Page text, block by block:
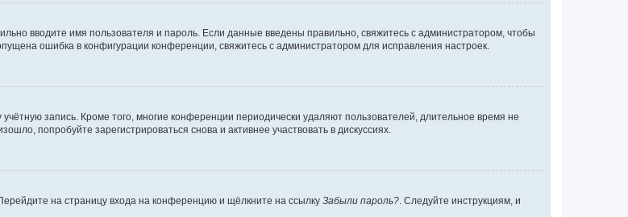
вводите имя пользователя и пароль. Если данные введены правильно, свяжитесь с администратором, чтобы
ошибка в конфигурации конференции, свяжитесь с администратором для исправления настроек.
запись. Кроме того, многие конференции периодически удаляют пользователей, длительное время не
попробуйте зарегистрироваться снова и активнее участвовать в дискуссиях.
на страницу входа на конференцию и щёлкните на ссылку Забыли пароль? . Следуйте инструкциям, и